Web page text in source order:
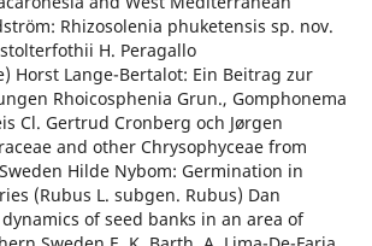
Rhizosolenia phuketensis sp. nov.
H. Peragallo
Horst Lange-Bertalot: Ein Beitrag zur
Rhoicosphenia Grun., Gomphonema
Cl. Gertrud Cronberg och Jørgen
and other Chrysophyceae from
Hilde Nybom: Germination in
(Rubus L. subgen. Rubus) Dan
of seed banks in an area of